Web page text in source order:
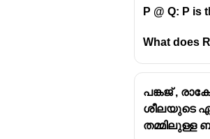
P @ Q: P is
What does
പങ്കജ് ,
ശീലയുടെ
തമ്മിലുള്ള